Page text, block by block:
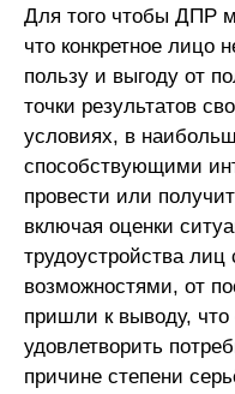
Для того чтобы ДПР
что конкретное лицо
пользу и выгоду от
точки результатов
условиях, в
способствующими
провести или
включая оценки
трудоустройства
возможностями, от
пришли к выводу,
удовлетворить
причине степени